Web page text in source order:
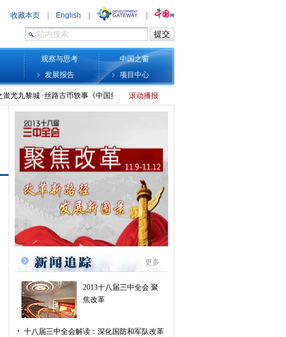
观察与思考
中国之窗
发展报告 项目中心